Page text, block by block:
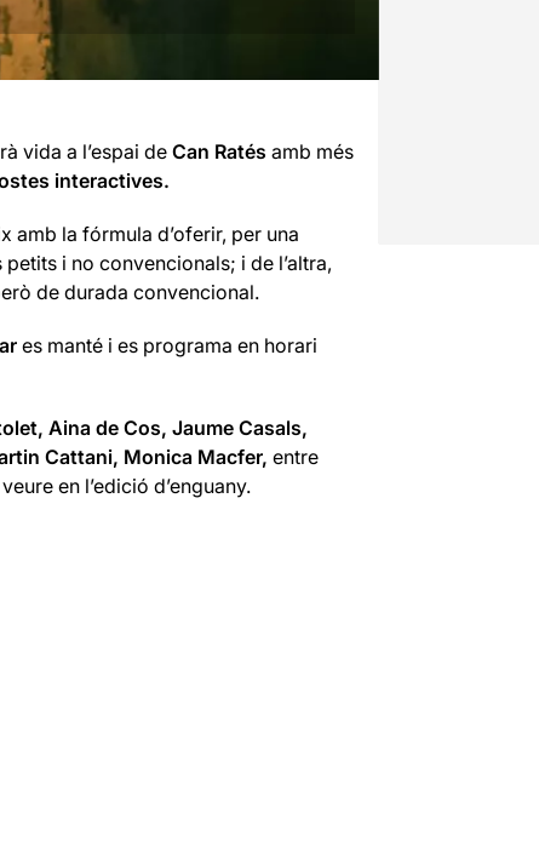
vida a l’espai deCan Ratés amb més
interactives.
amb la fórmula d’oferir, per una
petits i no convencionals; i de l’altra,
de durada convencional.
es manté i es programa en horari
Aina de Cos, Jaume Casals,
Cattani, Monica Macfer, entre
en l’edició d’enguany.